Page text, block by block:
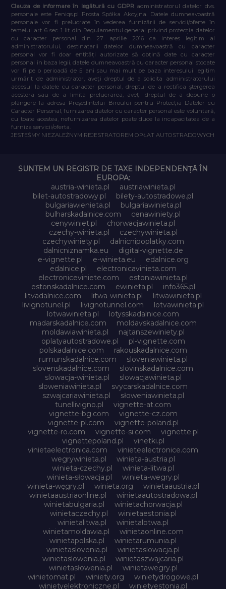
Clauza de informare în legătură cu GDPR administratorul datelor dvs.
personale este Feniqs.pl Prosta Spółka Akcyjna. Datele dumneavoastră
personale vor fi prelucrate în vederea furnizării de servicii/oferte în
temeiul art. 6 sec. 1 lit. din Regulamentul general privind protecția datelor
cu caracter personal din 27 aprilie 2016 ca interes legitim al
administratorului, destinatarii datelor dumneavoastră cu caracter
personal vor fi doar entități autorizate să obțină date cu caracter
personal în baza legii, datele dumneavoastră cu caracter personal stocate
vor fi pe o perioadă de 5 ani sau mai mult pe baza interesului legitim
urmărit de administrator, aveți dreptul de a solicita administratorului
accesul la datele cu caracter personal, dreptul de a rectifica ștergerea
acestora sau de a limita prelucrarea, aveți dreptul de a depune o
plângere la adresa Președintelui Biroului pentru Protecția Datelor cu
Caracter Personal, furnizarea datelor cu caracter personal este voluntară,
cu toate acestea, nefurnizarea datelor poate duce la incapacitatea de a
furniza servicii/oferta.
JESTEŚMY NIEZALEŻNYM REJESTRATOREM OPŁAT AUTOSTRADOWYCH
SUNTEM UN REGISTR DE TAXE INDEPENDENȚĂ ÎN
EUROPA:
austria-winieta.pl
austriawinieta.pl
bilet-autostradowy.pl
bilety-autostradowe.pl
bulgariawienieta.pl
bulgariawinieta.pl
bulharskadalnice.com
cenawiniety.pl
cenywiniet.pl
chorwacjawinieta.pl
czechy-winieta.pl
czechywinieta.pl
czechywiniety.pl
dalnicnipoplatky.com
dalnicniznamka.eu
digital-vignette.de
e-vignette.pl
e-winieta.eu
edalnice.org
edalnice.pl
electronicavinieta.com
electroniceviniete.com
estoniawinieta.pl
estonskadalnice.com
ewinieta.pl
info365.pl
litvadalnice.com
litwa-winieta.pl
litwawinieta.pl
livignotunel.pl
livignotunnel.com
lotvawinieta.pl
lotwawinieta.pl
lotysskadalnice.com
madarskadalnice.com
moldavskadalnice.com
moldawiawinieta.pl
najtanszewiniety.pl
oplatyautostradowe.pl
pl-vignette.com
polskadalnice.com
rakouskadalnice.com
rumunskadalnice.com
sloveniawinieta.pl
slovenskadalnice.com
slovinskadalnice.com
slowacja-winieta.pl
slowacjawinieta.pl
sloweniawinieta.pl
svycarskadalnice.com
szwajcariawinieta.pl
słoweniawinieta.pl
tunellivigno.pl
vignette-at.com
vignette-bg.com
vignette-cz.com
vignette-pl.com
vignette-poland.pl
vignette-ro.com
vignette-si.com
vignette.pl
vignettepoland.pl
vinetki.pl
vinietaelectronica.com
vinieteelectronice.com
wegrywinieta.pl
winieta-austria.pl
winieta-czechy.pl
winieta-litwa.pl
winieta-słowacja.pl
winieta-wegry.pl
winieta-węgry.pl
winieta.org
winietaaustria.pl
winietaaustriaonline.pl
winietaautostradowa.pl
winietabulgaria.pl
winietachorwacja.pl
winietaczechy.pl
winietaestonia.pl
winietalitwa.pl
winietalotwa.pl
winietamoldawia.pl
winietaonline.com
winietapolska.pl
winietarumunia.pl
winietaslovenia.pl
winietaslowacja.pl
winietaslowenia.pl
winietaszwajcaria.pl
winietasłowenia.pl
winietawegry.pl
winietomat.pl
winiety.org
winietydrogowe.pl
winietyelektroniczne.pl
winietyestonia.pl